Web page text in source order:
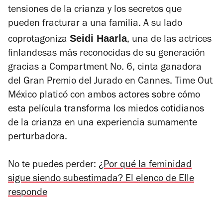
tensiones de la crianza y los secretos que
pueden fracturar a una familia. A su lado
coprotagoniza Seidi Haarla, una de las actrices
finlandesas más reconocidas de su generación
gracias a Compartment No. 6, cinta ganadora
del Gran Premio del Jurado en Cannes. Time Out
México platicó con ambos actores sobre cómo
esta película transforma los miedos cotidianos
de la crianza en una experiencia sumamente
perturbadora.
No te puedes perder: ¿Por qué la feminidad
sigue siendo subestimada? El elenco de Elle
responde